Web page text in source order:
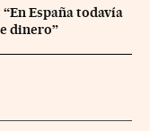
España todavía
dinero”